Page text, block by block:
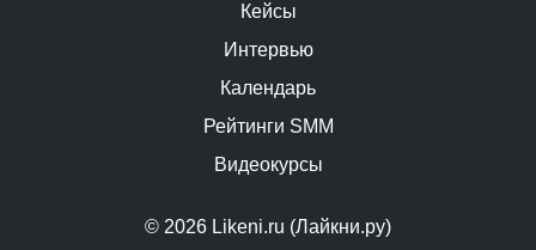
© 2026 Likeni.ru (Лайкни.ру)
Кейсы
Интервью
Календарь
Рейтинги SMM
Видеокурсы